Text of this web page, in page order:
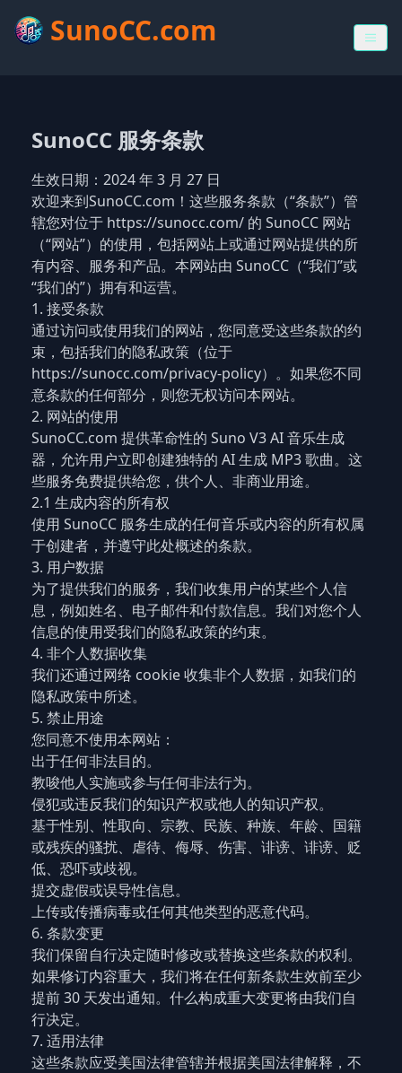
SunoCC.com
SunoCC 服务条款
生效日期：2024 年 3 月 27 日
欢迎来到SunoCC.com！这些服务条款（“条款”）管
辖您对位于 https://sunocc.com/ 的 SunoCC 网站
（“网站”）的使用，包括网站上或通过网站提供的所
有内容、服务和产品。本网站由 SunoCC（“我们”或
“我们的”）拥有和运营。
1. 接受条款
通过访问或使用我们的网站，您同意受这些条款的约
束，包括我们的隐私政策（位于
https://sunocc.com/privacy-policy）。如果您不同
意条款的任何部分，则您无权访问本网站。
2. 网站的使用
SunoCC.com 提供革命性的 Suno V3 AI 音乐生成
器，允许用户立即创建独特的 AI 生成 MP3 歌曲。这
些服务免费提供给您，供个人、非商业用途。
2.1 生成内容的所有权
使用 SunoCC 服务生成的任何音乐或内容的所有权属
于创建者，并遵守此处概述的条款。
3. 用户数据
为了提供我们的服务，我们收集用户的某些个人信
息，例如姓名、电子邮件和付款信息。我们对您个人
信息的使用受我们的隐私政策的约束。
4. 非个人数据收集
我们还通过网络 cookie 收集非个人数据，如我们的
隐私政策中所述。
5. 禁止用途
您同意不使用本网站：
出于任何非法目的。
教唆他人实施或参与任何非法行为。
侵犯或违反我们的知识产权或他人的知识产权。
基于性别、性取向、宗教、民族、种族、年龄、国籍
或残疾的骚扰、虐待、侮辱、伤害、诽谤、诽谤、贬
低、恐吓或歧视。
提交虚假或误导性信息。
上传或传播病毒或任何其他类型的恶意代码。
6. 条款变更
我们保留自行决定随时修改或替换这些条款的权利。
如果修订内容重大，我们将在任何新条款生效前至少
提前 30 天发出通知。什么构成重大变更将由我们自
行决定。
7. 适用法律
这些条款应受美国法律管辖并根据美国法律解释，不